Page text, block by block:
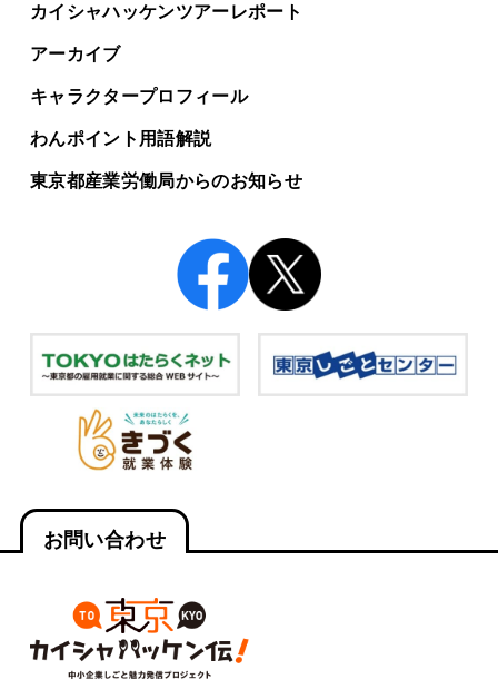
カイシャハッケンツアーレポート
アーカイブ
キャラクタープロフィール
わんポイント用語解説
東京都産業労働局からのお知らせ
お問い合わせ